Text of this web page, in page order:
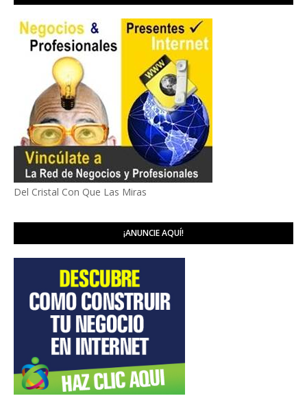
Del Cristal Con Que Las Miras
¡ANUNCIE AQUÍ!